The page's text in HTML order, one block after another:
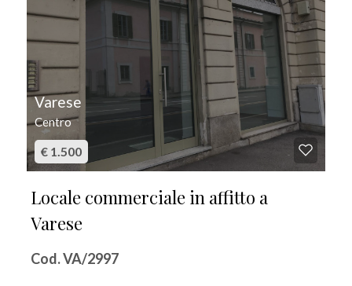
Varese
Centro
€ 1.500
Locale commerciale in affitto a
Varese
Cod. VA/2997